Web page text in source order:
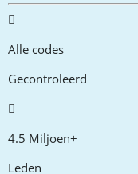
Alle codes
Gecontroleerd
4.5 Miljoen+
Leden